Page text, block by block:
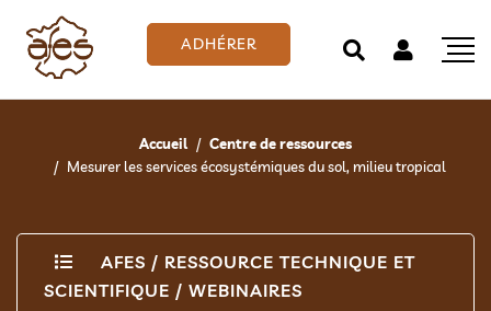
ADHÉRER
Accueil
Centre de ressources
Mesurer les services écosystémiques du sol, milieu tropical
AFES / RESSOURCE TECHNIQUE ET
SCIENTIFIQUE / WEBINAIRES